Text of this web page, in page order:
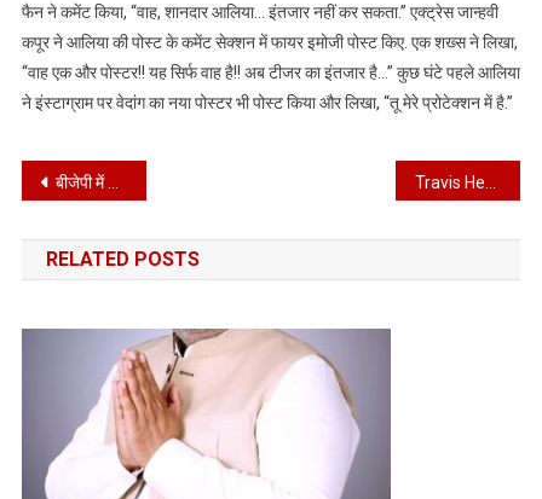
फैन ने कमेंट किया, “वाह, शानदार आलिया… इंतजार नहीं कर सकता.” एक्ट्रेस जान्हवी
कपूर ने आलिया की पोस्ट के कमेंट सेक्शन में फायर इमोजी पोस्ट किए. एक शख्स ने लिखा,
“वाह एक और पोस्टर!! यह सिर्फ वाह है!! अब टीजर का इंतजार है…” कुछ घंटे पहले आलिया
ने इंस्टाग्राम पर वेदांग का नया पोस्टर भी पोस्ट किया और लिखा, “तू मेरे प्रोटेक्शन में है.”
Post
navigation
बीजेपी में लगी इस्तीफों को झड़ी, रणजीत और आदित्य चौटाला ने भी दिया इस्तीफा
RELATED POSTS